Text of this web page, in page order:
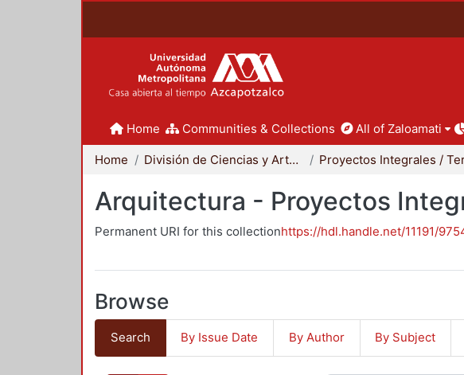
Home Communities & Collections All of Zaloamati
Home División de Ciencias y Artes para el Diseño
Arquitectura - Proyectos
Permanent URI for this collectionhttps://hdl.handle.net/11191/
Browse
Search By Issue Date By Author By Subject